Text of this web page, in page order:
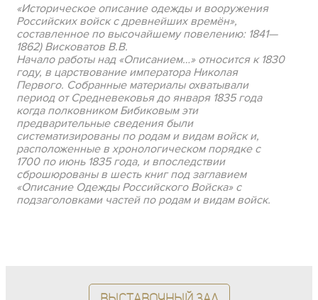
«Историческое описание одежды и вооружения
Российских войск с древнейших времён»,
составленное по высочайшему повелению: 1841—
1862) Висковатов В.В.
Начало работы над «Описанием…» относится к 1830
году, в царствование императора Николая
Первого. Собранные материалы охватывали
период от Средневековья до января 1835 года
когда полковником Бибиковым эти
предварительные сведения были
систематизированы по родам и видам войск и,
расположенные в хронологическом порядке с
1700 по июнь 1835 года, и впоследствии
сброшюрованы в шесть книг под заглавием
«Описание Одежды Российского Войска» с
подзаголовками частей по родам и видам войск.